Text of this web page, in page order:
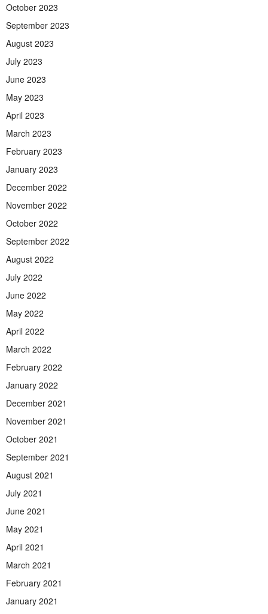
October 2023
September 2023
August 2023
July 2023
June 2023
May 2023
April 2023
March 2023
February 2023
January 2023
December 2022
November 2022
October 2022
September 2022
August 2022
July 2022
June 2022
May 2022
April 2022
March 2022
February 2022
January 2022
December 2021
November 2021
October 2021
September 2021
August 2021
July 2021
June 2021
May 2021
April 2021
March 2021
February 2021
January 2021